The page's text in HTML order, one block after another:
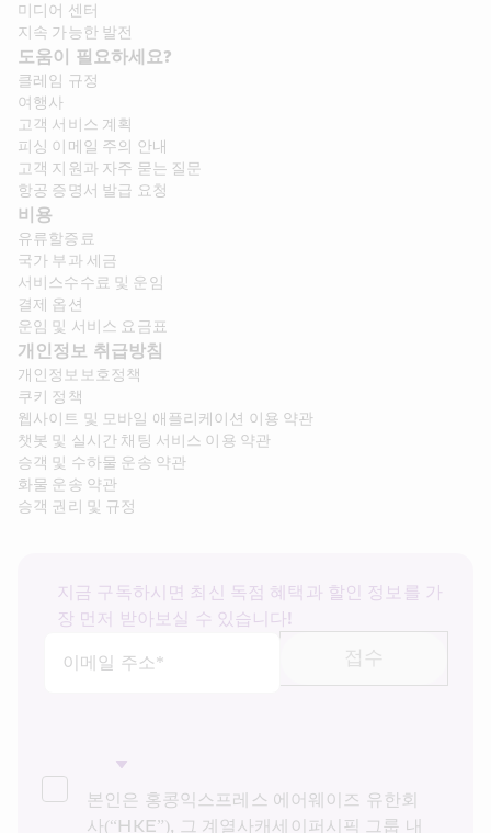
미디어 센터
지속 가능한 발전
도움이 필요하세요?
클레임 규정
여행사
고객 서비스 계획
피싱 이메일 주의 안내
고객 지원과 자주 묻는 질문
항공 증명서 발급 요청
비용
유류할증료
국가 부과 세금
서비스수수료 및 운임
결제 옵션
운임 및 서비스 요금표
개인정보 취급방침
개인정보보호정책
쿠키 정책
웹사이트 및 모바일 애플리케이션 이용 약관
챗봇 및 실시간 채팅 서비스 이용 약관
승객 및 수하물 운송 약관
화물 운송 약관
승객 권리 및 규정
지금 구독하시면 최신 독점 혜택과 할인 정보를 가
장 먼저 받아보실 수 있습니다!
이메일 주소*
접수
본인은 홍콩익스프레스 에어웨이즈 유한회
사(“HKE”), 그 계열사캐세이퍼시픽 그룹 내